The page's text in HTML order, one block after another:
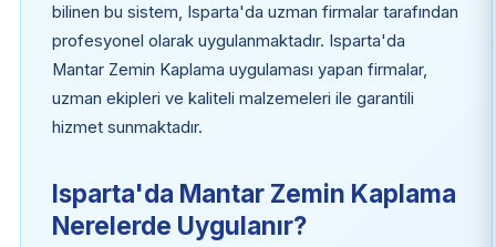
bilinen bu sistem, Isparta'da uzman firmalar tarafından
profesyonel olarak uygulanmaktadır. Isparta'da
Mantar Zemin Kaplama uygulaması yapan firmalar,
uzman ekipleri ve kaliteli malzemeleri ile garantili
hizmet sunmaktadır.
Isparta'da Mantar Zemin Kaplama
Nerelerde Uygulanır?